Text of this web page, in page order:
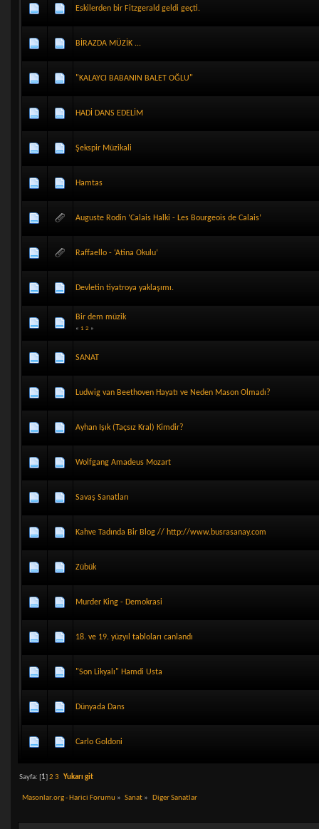
Eskilerden bir Fitzgerald geldi geçti.
BİRAZDA MÜZİK ...
"KALAYCI BABANIN BALET OĞLU"
HADİ DANS EDELİM
Şekspir Müzikali
Hamtas
Auguste Rodin ‘Calais Halki - Les Bourgeois de Calais’
Raffaello - ‘Atina Okulu’
Devletin tiyatroya yaklaşımı.
Bir dem müzik
« 1 2 »
SANAT
Ludwig van Beethoven Hayatı ve Neden Mason Olmadı?
Ayhan Işık (Taçsız Kral) Kimdir?
Wolfgang Amadeus Mozart
Savaş Sanatları
Kahve Tadında Bir Blog // http://www.busrasanay.com
Zübük
Murder King - Demokrasi
18. ve 19. yüzyıl tabloları canlandı
"Son Likyalı" Hamdi Usta
Dünyada Dans
Carlo Goldoni
Sayfa: [1] 2 3 Yukarı git
Masonlar.org - Harici Forumu » Sanat » Diger Sanatlar